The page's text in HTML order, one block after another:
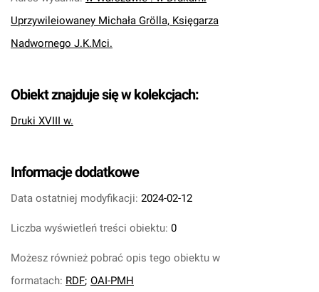
Uprzywileiowaney Michała Grölla, Księgarza
Nadwornego J.K.Mci.
Obiekt znajduje się w kolekcjach:
Druki XVIII w.
Informacje dodatkowe
Data ostatniej modyfikacji: 2024-02-12
Liczba wyświetleń treści obiektu: 0
Możesz również pobrać opis tego obiektu w
formatach: RDF; OAI-PMH